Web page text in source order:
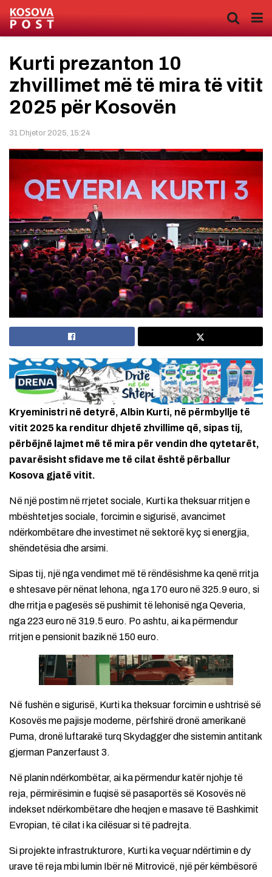
Kurti prezanton 10
zhvillimet më të mira të vitit
2025 për Kosovën
31 Dhjetor 2025, 15:24
Kryeministri në detyrë, Albin Kurti, në përmbyllje të
vitit 2025 ka renditur dhjetë zhvillime që, sipas tij,
përbëjnë lajmet më të mira për vendin dhe qytetarët,
pavarësisht sfidave me të cilat është përballur
Kosova gjatë vitit.
Në një postim në rrjetet sociale, Kurti ka theksuar rritjen e
mbështetjes sociale, forcimin e sigurisë, avancimet
ndërkombëtare dhe investimet në sektorë kyç si energjia,
shëndetësia dhe arsimi.
Sipas tij, një nga vendimet më të rëndësishme ka qenë rritja
e shtesave për nënat lehona, nga 170 euro në 325.9 euro, si
dhe rritja e pagesës së pushimit të lehonisë nga Qeveria,
nga 223 euro në 319.5 euro. Po ashtu, ai ka përmendur
rritjen e pensionit bazik në 150 euro.
Në fushën e sigurisë, Kurti ka theksuar forcimin e ushtrisë së
Kosovës me pajisje moderne, përfshirë dronë amerikanë
Puma, dronë luftarakë turq Skydagger dhe sistemin antitank
gjerman Panzerfaust 3.
Në planin ndërkombëtar, ai ka përmendur katër njohje të
reja, përmirësimin e fuqisë së pasaportës së Kosovës në
indekset ndërkombëtare dhe heqjen e masave të Bashkimit
Evropian, të cilat i ka cilësuar si të padrejta.
Si projekte infrastrukturore, Kurti ka veçuar ndërtimin e dy
urave të reja mbi lumin Ibër në Mitrovicë, një për këmbësorë